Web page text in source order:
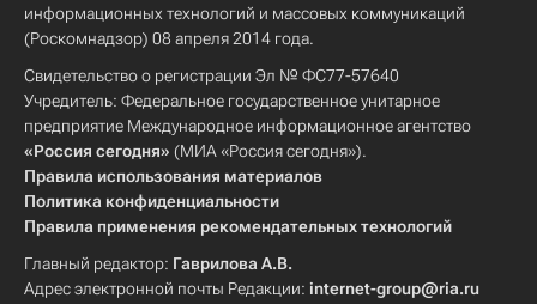
информационных технологий и массовых коммуникаций
(Роскомнадзор) 08 апреля 2014 года.
Свидетельство о регистрации Эл № ФС77-57640
Учредитель: Федеральное государственное унитарное
предприятие Международное информационное агентство
«Россия сегодня» (МИА «Россия сегодня»).
Правила использования материалов
Политика конфиденциальности
Правила применения рекомендательных технологий
Главный редактор: Гаврилова А.В.
Адрес электронной почты Редакции: internet-group@ria.ru